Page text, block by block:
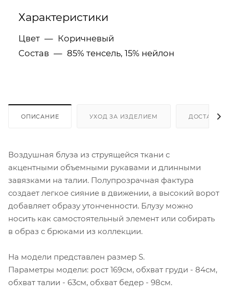
Характеристики
Цвет — Коричневый
Состав — 85% тенсель, 15% нейлон
ОПИСАНИЕ УХОД ЗА ИЗДЕЛИЕМ ДОСТАВКА
Воздушная блуза из струящейся ткани с
акцентными объемными рукавами и длинными
завязками на талии. Полупрозрачная фактура
создает легкое сияние в движении, а высокий ворот
добавляет образу утонченности. Блузу можно
носить как самостоятельный элемент или собирать
в образ с брюками из коллекции.
На модели представлен размер S.
Параметры модели: рост 169см, обхват груди - 84см,
обхват талии - 63см, обхват бедер - 98см.